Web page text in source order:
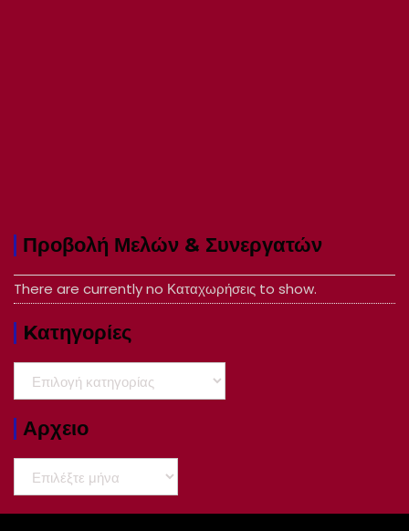
Προβολή Μελών & Συνεργατών
There are currently no Καταχωρήσεις to show.
Kατηγορίες
Kατηγορίες
Αρχειο
Αρχειο